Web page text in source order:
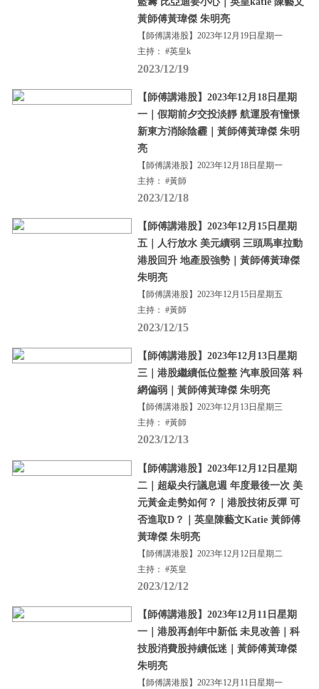
黃師傅黃瑋傑 朱明亮
【師傅講港股】2023年12月19日星期一
主持： #英皇k
2023/12/19
【師傅講港股】2023年12月18日星期
一｜假期前夕交投淡靜 航運股有憧憬
新東方消除陰霾｜黃師傅黃瑋傑 朱明
亮
【師傅講港股】2023年12月18日星期一
主持： #黃師
2023/12/18
【師傅講港股】2023年12月15日星期
五｜人行放水 美元續弱 三頭馬車拉動
港股回升 地產股強勢｜黃師傅黃瑋傑
朱明亮
【師傅講港股】2023年12月15日星期五
主持： #黃師
2023/12/15
【師傅講港股】2023年12月13日星期
三｜港股繼續低位盤整 汽車股回落 科
網偏弱｜黃師傅黃瑋傑 朱明亮
【師傅講港股】2023年12月13日星期三
主持： #黃師
2023/12/13
【師傅講港股】2023年12月12日星期
二｜超級央行議息週 年度最後一次 美
元黃金走勢如何？｜港股技術反彈 可
否進取D？｜英皇陳藝文Katie 黃師傅
黃瑋傑 朱明亮
【師傅講港股】2023年12月12日星期二
主持： #英皇
2023/12/12
【師傅講港股】2023年12月11日星期
一｜港股再創年中新低 未見改善｜科
技股消費股持續低迷｜黃師傅黃瑋傑
朱明亮
【師傅講港股】2023年12月11日星期一